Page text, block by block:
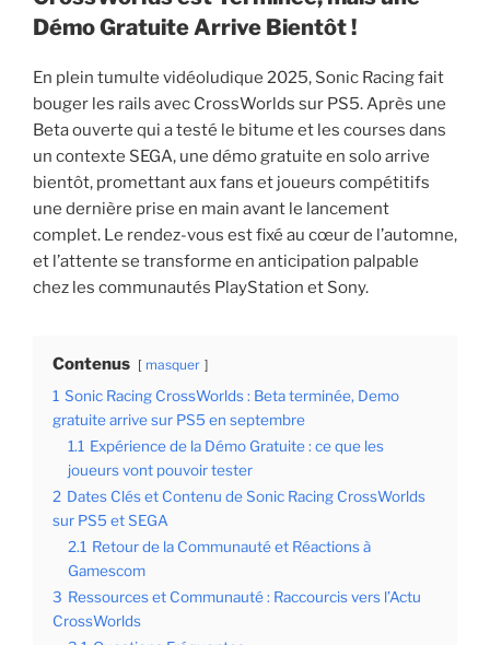
Démo Gratuite Arrive Bientôt !
En plein tumulte vidéoludique 2025, Sonic Racing fait
bouger les rails avec CrossWorlds sur PS5. Après une
Beta ouverte qui a testé le bitume et les courses dans
un contexte SEGA, une démo gratuite en solo arrive
bientôt, promettant aux fans et joueurs compétitifs
une dernière prise en main avant le lancement
complet. Le rendez-vous est fixé au cœur de l’automne,
et l’attente se transforme en anticipation palpable
chez les communautés PlayStation et Sony.
Contenus masquer
1 Sonic Racing CrossWorlds : Beta terminée, Demo
gratuite arrive sur PS5 en septembre
1.1 Expérience de la Démo Gratuite : ce que les
joueurs vont pouvoir tester
2 Dates Clés et Contenu de Sonic Racing CrossWorlds
sur PS5 et SEGA
2.1 Retour de la Communauté et Réactions à
Gamescom
3 Ressources et Communauté : Raccourcis vers l’Actu
CrossWorlds